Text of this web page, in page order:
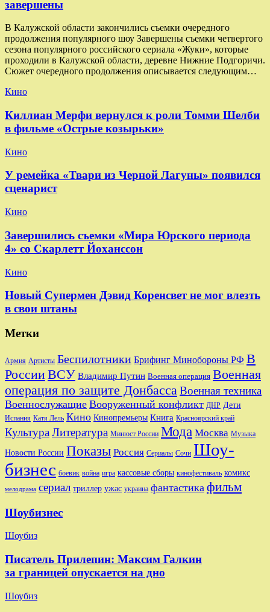
завершены
В Калужской области закончились съемки очередного
продолжения популярного шоу Завершены съемки четвертого
сезона популярного российского сериала «Жуки», которые
проходили в Калужской области, деревне Нижние Подгоричи.
Сюжет очередного продолжения описывается следующим…
Кино
Киллиан Мерфи вернулся к роли Томми Шелби
в фильме «Острые козырьки»
Кино
У ремейка «Твари из Черной Лагуны» появился
сценарист
Кино
Завершились съемки «Мира Юрского периода
4» со Скарлетт Йоханссон
Кино
Новый Супермен Дэвид Коренсвет не мог влезть
в свои штаны
Метки
Армия Артисты Беспилотники Брифинг Минобороны РФ В
РоссииВСУ Владимир Путин Военная операция Военная
операция по защите Донбасса Военная техника
Военнослужащие Вооруженный конфликт ДНР Дети
Испания Катя Лель Кино Кинопремьеры Книга Красноярский край
Культура Литература Минюст России Мода Москва Музыка
Новости России Показы Россия Сериалы Сочи Шоу-
бизнес боевик война игра кассовые сборы кинофестиваль комикс
мелодрама сериал триллер ужас украина фантастика фильм
Шоубизнес
Шоубиз
Писатель Прилепин: Максим Галкин
за границей опускается на дно
Шоубиз